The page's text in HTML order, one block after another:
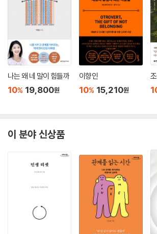
적으로 다른 차원을 보여준다. 그래서 그토록 인기
--- p. 109~110
여타 포털 사이트의 메모 프로그램이나 다양한 앱이
에버노트가 최고다. (분명히 밝히지만, 난 에버노트
은 적 없다.) 에버노트는 버그가 많다. 그러나 바로바
버노트 개발자들의 마음이 급한 거다. 데이터 관리의
면, 채 완성되지도 않은 상태에서 던져놓는 것 같다.
최고다. 웬만한 텍스트 작업도 큰 불편 없이 할 수 있
데이터 관리를 할 때 난 일단 자료를 계층적으로 분
트의 각 ‘노트북’이 대분류로 나뉘어 있고, 각 노트
트북들이 들어 있다. 그 계층구조가 3단계, 4단계까
도 있고, 한 단계에서 끝나는 간단한 것도 있다.
책, 잡지, 신문 등을 읽을 때 중요한 내용은 스마트
갤럭시 노트의 ‘스크랩’ 기능으로 잘라내 저장한다.
기능은 정말 최고다!) 키워드나 연관된 개념들을 생
다. 시간이 지날수록 계층적 분류가 세밀해진다. 아
나는 왜 네 말이 힘들까
10% 19,800원
이향인
10% 15,210원
이 분야 신상품